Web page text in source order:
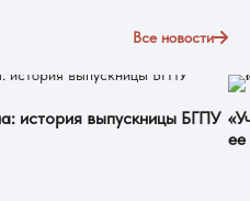
Все новости
история выпускницы БГПУ
ее